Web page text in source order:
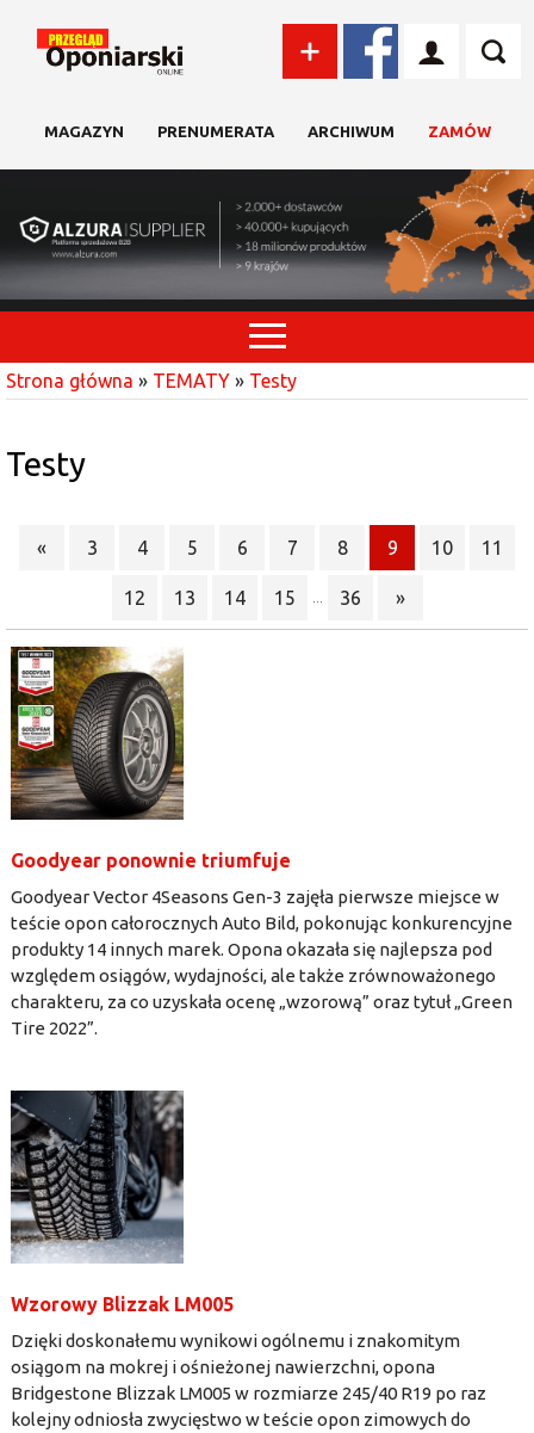
MAGAZYN PRENUMERATA ARCHIWUM ZAMÓW
Strona główna » TEMATY » Testy
Testy
« 3 4 5 6 7 8 9 10 11
12 13 14 15 36 »
Goodyear ponownie triumfuje
Goodyear Vector 4Seasons Gen-3 zajęła pierwsze miejsce w
teście opon całorocznych Auto Bild, pokonując konkurencyjne
produkty 14 innych marek. Opona okazała się najlepsza pod
względem osiągów, wydajności, ale także zrównoważonego
charakteru, za co uzyskała ocenę „wzorową” oraz tytuł „Green
Tire 2022”.
Wzorowy Blizzak LM005
Dzięki doskonałemu wynikowi ogólnemu i znakomitym
osiągom na mokrej i ośnieżonej nawierzchni, opona
Bridgestone Blizzak LM005 w rozmiarze 245/40 R19 po raz
kolejny odniosła zwycięstwo w teście opon zimowych do